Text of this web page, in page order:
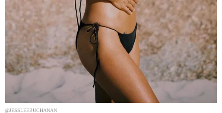
@JESSLEEBUCHANAN